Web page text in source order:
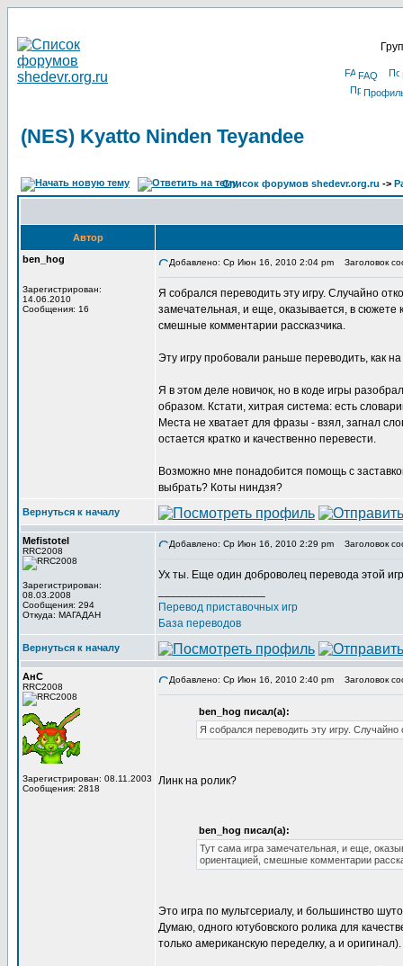
FAQ
(NES) Kyatto Ninden Teyandee
Список форумов shedevr.org.ru ->
Автор
ben_hog
Зарегистрирован:
14.06.2010
Сообщения: 16
Добавлено: Ср Июн 16, 2010 2:04 pm Заголовок
Я собрался переводить эту игру. Случайно
замечательная, и еще, оказывается, в
смешные комментарии рассказчика.
Эту игру пробовали раньше переводить, как
Я в этом деле новичок, но в коде игры
образом. Кстати, хитрая система: есть
Места не хватает для фразы - взял, загнал
остается кратко и качественно перевести.
Возможно мне понадобится помощь с
выбрать? Коты ниндзя?
Вернуться к началу
Mefistotel
RRC2008
Зарегистрирован:
08.03.2008
Сообщения: 294
Откуда: МАГАДАН
Добавлено: Ср Июн 16, 2010 2:29 pm Заголовок
Ух ты. Еще один доброволец перевода этой
Перевод приставочных игр
База переводов
Вернуться к началу
АнС
RRC2008
Зарегистрирован: 08.11.2003
Сообщения: 2818
Добавлено: Ср Июн 16, 2010 2:40 pm Заголовок
ben_hog писал(а):
Я собрался переводить эту игру.
Линк на ролик?
ben_hog писал(а):
Тут сама игра замечательная, и еще,
ориентацией, смешные комментарии
Это игра по мультсериалу, и большинство
Думаю, одного ютубовского ролика для
только американскую переделку, а и оригинал).